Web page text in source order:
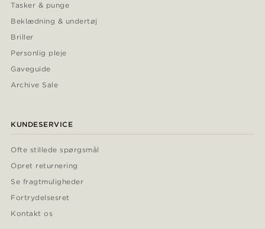
Tasker & punge
Beklædning & undertøj
Briller
Personlig pleje
Gaveguide
Archive Sale
KUNDESERVICE
Ofte stillede spørgsmål
Opret returnering
Se fragtmuligheder
Fortrydelsesret
Kontakt os